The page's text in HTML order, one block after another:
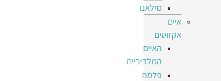
מילאנו
איים
אקזוטים
האיים
המלדיביים
פלמה